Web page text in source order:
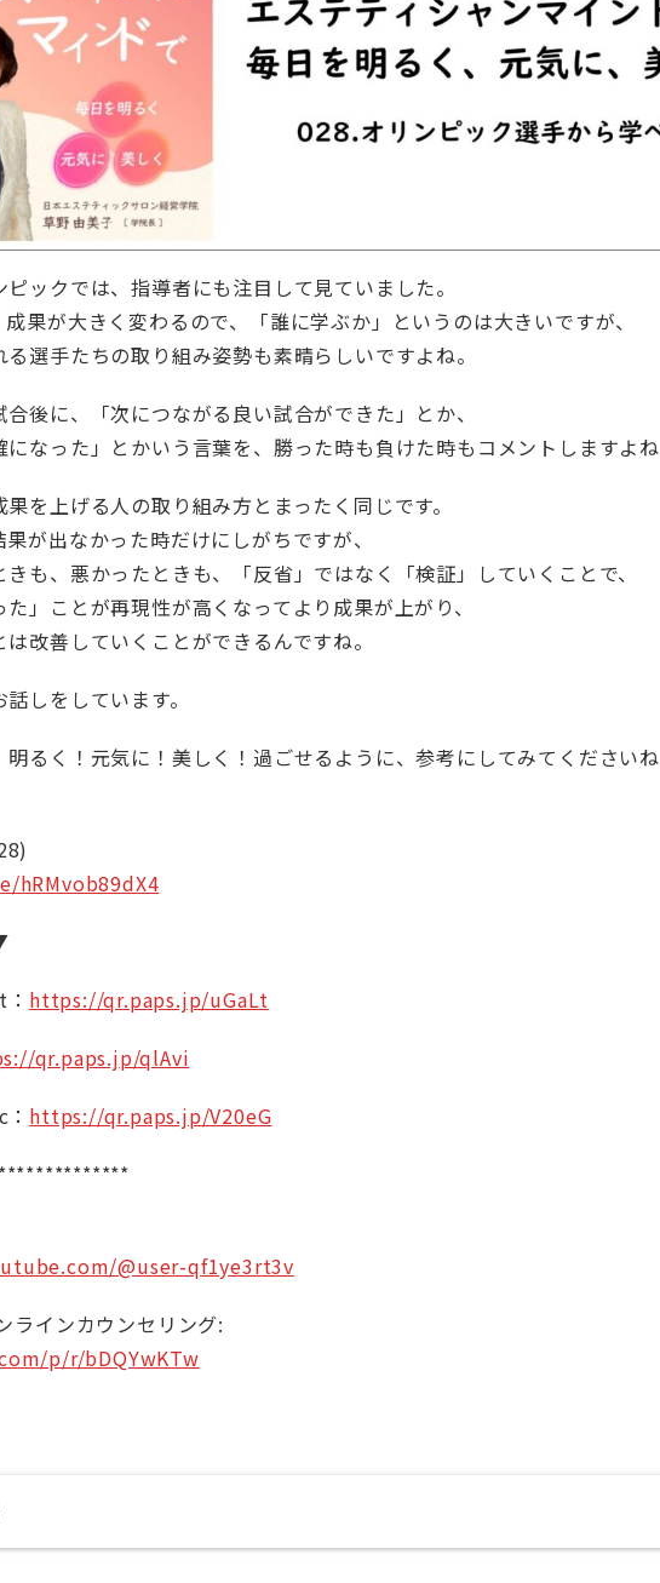
ックでは、指導者にも注目して見ていました。
果が大きく変わるので、「誰に学ぶか」というのは大きいですが、
選手たちの取り組み姿勢も素晴らしいですよね。
後に、「次につながる良い試合ができた」とか、
になった」とかいう言葉を、勝った時も負けた時もコメントしますよね
を上げる人の取り組み方とまったく同じです。
が出なかった時だけにしがちですが、
も、悪かったときも、「反省」ではなく「検証」していくことで、
」ことが再現性が高くなってより成果が上がり、
は改善していくことができるんですね。
しをしています。
明るく！元気に！美しく！過ごせるように、参考にしてみてください
hRMvob89dX4
https://qr.paps.jp/uGaLt
qr.paps.jp/qlAvi
https://qr.paps.jp/V20eG
@user-qf1ye3rt3v
インカウンセリング:
p/r/bDQYwKTw